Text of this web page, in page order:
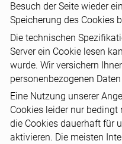
Besuch der Seite wieder
Speicherung des Cookies
Die technischen
Server ein Cookie lesen
wurde. Wir versichern
personenbezogenen
Eine Nutzung unserer
Cookies leider nur
die Cookies dauerhaft für
aktivieren. Die meisten